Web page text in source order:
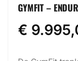
GYMFIT –
€